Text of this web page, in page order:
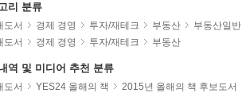
리 분류
도서 경제 경영 투자/재테크 부동산
부동산일반
도서
경제 경영 투자/재테크 부동산
역 및 미디어 추천 분류
도서 YES24 올해의 책 2015년 올해의 책 후보도서